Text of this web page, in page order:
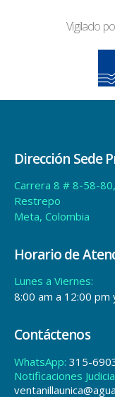
Vigilado
Dirección Sede
Carrera 8 # 8-58-
Restrepo
Meta, Colombia
Horario de
Lunes a Viernes:
8:00 am a 12:00 pm
Contáctenos
WhatsApp: 315-
Notificaciones